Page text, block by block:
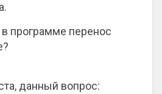
программе перенос
данный вопрос: